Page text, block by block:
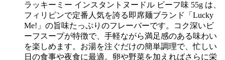
ト
カ
ン
ト
ン
レ
ギ
ラッキーミー インスタントヌードル ビーフ味 55g は、
フィリピンで定番人気を誇る即席麺ブランド「Lucky
Me!」の旨味たっぷりのフレーバーです。コク深いビ
ーフスープが特徴で、手軽ながら満足感のある味わい
を楽しめます。お湯を注ぐだけの簡単調理で、忙しい
日の食事や夜食に最適。卵や野菜を加えればさらに栄